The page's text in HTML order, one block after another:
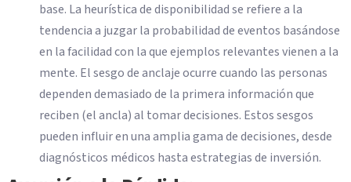
base. La heurística de disponibilidad se refiere a la
tendencia a juzgar la probabilidad de eventos basándose
en la facilidad con la que ejemplos relevantes vienen a la
mente. El sesgo de anclaje ocurre cuando las personas
dependen demasiado de la primera información que
reciben (el ancla) al tomar decisiones. Estos sesgos
pueden influir en una amplia gama de decisiones, desde
diagnósticos médicos hasta estrategias de inversión.